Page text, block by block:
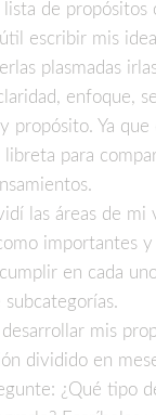
lista de propósitos
escribir mis
plasmadas
enfoque,
propósito. Ya que
libreta para
las áreas de mi
importantes y
en cada
subcategorías.
mis
dividido en
¿Qué tipo